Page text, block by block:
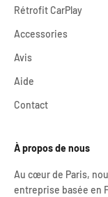
Rétrofit CarPlay
Accessories
Avis
Aide
Contact
À propos de nous
Au cœur de Paris,
entreprise basée en